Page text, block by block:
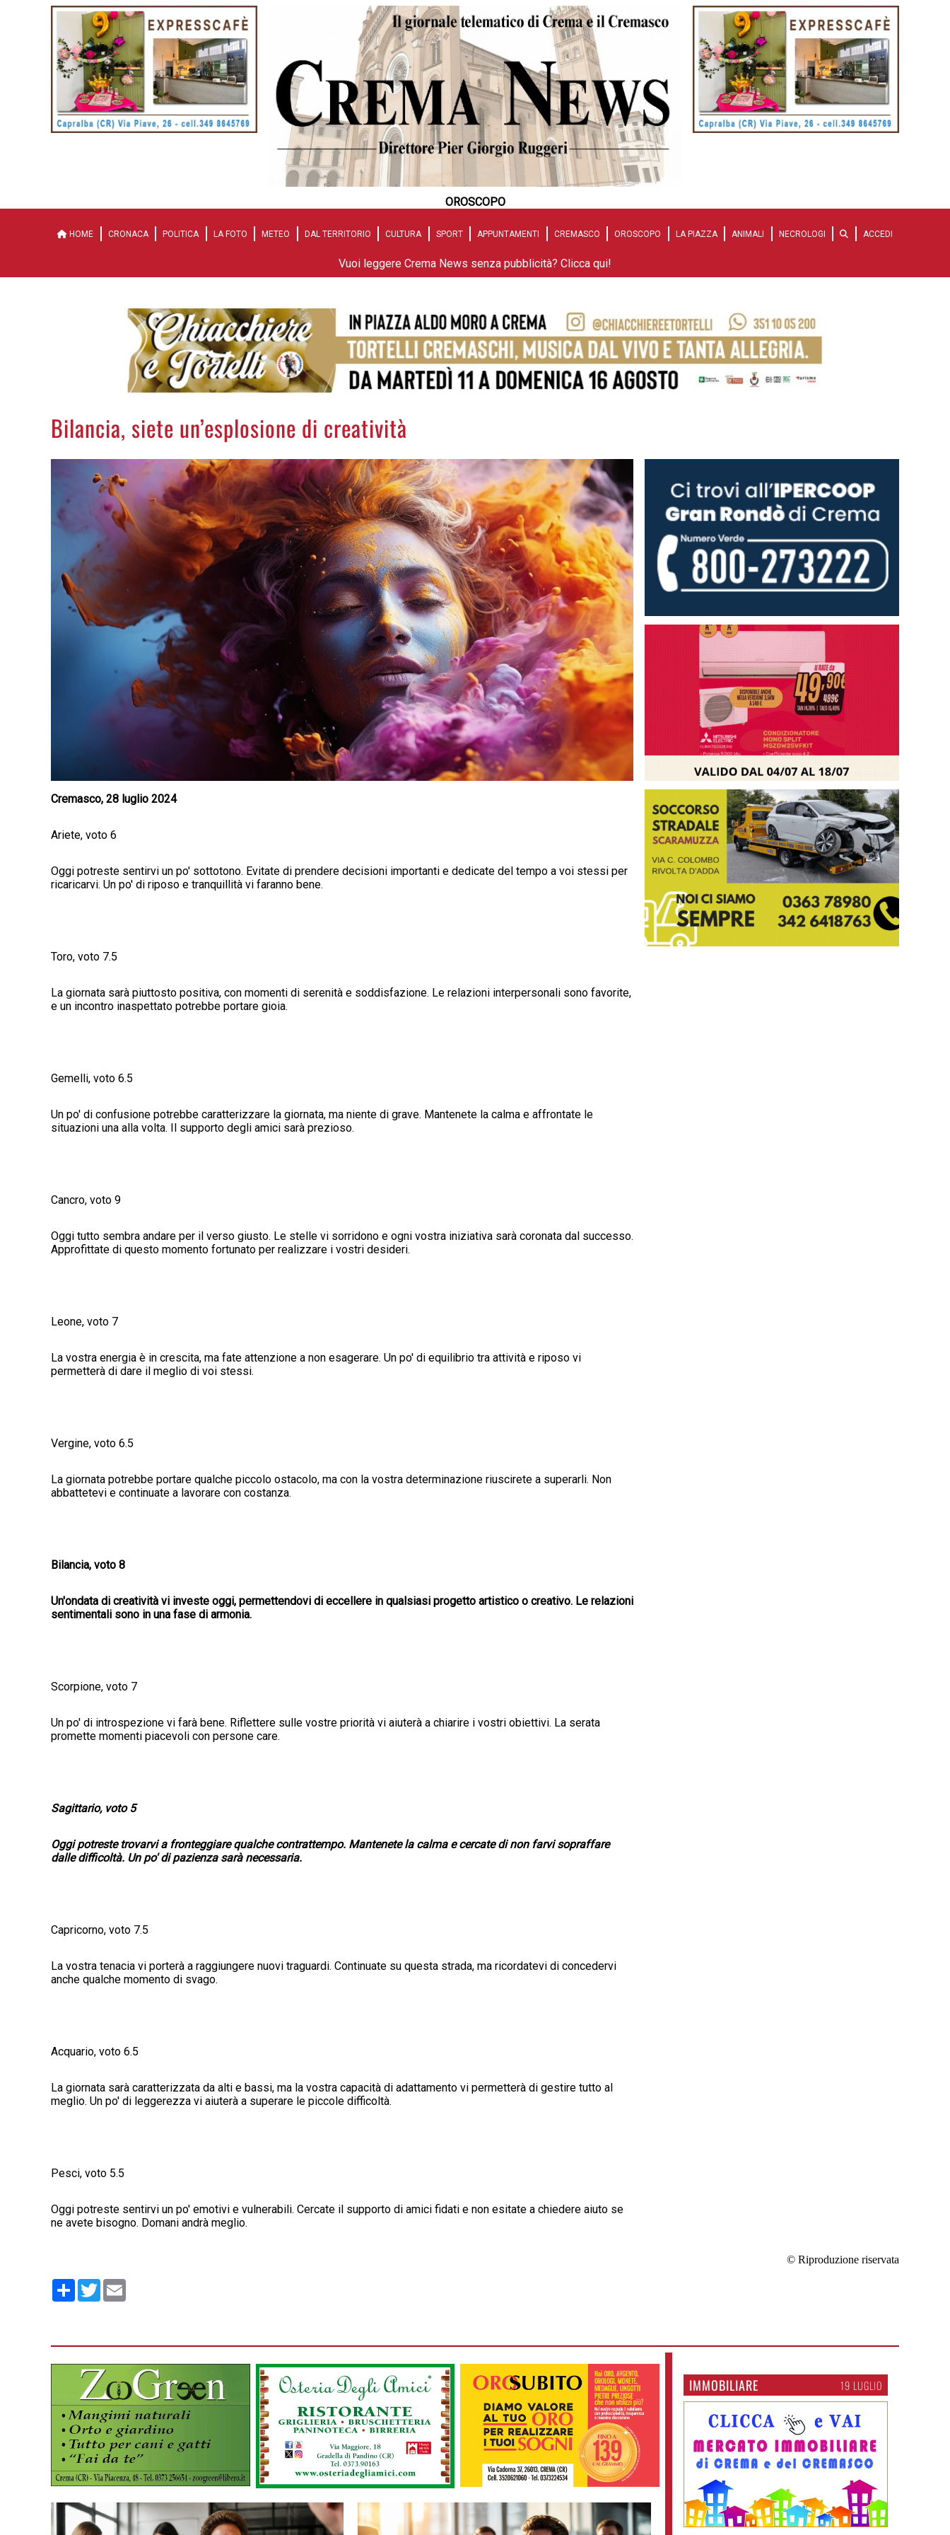
OROSCOPO
HOME CRONACA POLITICA LA FOTO METEO DAL TERRITORIO CULTURA SPORT APPUNTAMENTI CREMASCO OROSCOPO LA PIAZZA ANIMALI NECROLOGI ACCEDI
Vuoi leggere Crema News senza pubblicità? Clicca qui!
Bilancia, siete un’esplosione di creatività
Cremasco, 28 luglio 2024
Ariete, voto 6
Oggi potreste sentirvi un po' sottotono. Evitate di prendere decisioni importanti e dedicate del tempo a voi stessi per
ricaricarvi. Un po' di riposo e tranquillità vi faranno bene.
Toro, voto 7.5
La giornata sarà piuttosto positiva, con momenti di serenità e soddisfazione. Le relazioni interpersonali sono favorite,
e un incontro inaspettato potrebbe portare gioia.
Gemelli, voto 6.5
Un po' di confusione potrebbe caratterizzare la giornata, ma niente di grave. Mantenete la calma e affrontate le
situazioni una alla volta. Il supporto degli amici sarà prezioso.
Cancro, voto 9
Oggi tutto sembra andare per il verso giusto. Le stelle vi sorridono e ogni vostra iniziativa sarà coronata dal successo.
Approfittate di questo momento fortunato per realizzare i vostri desideri.
Leone, voto 7
La vostra energia è in crescita, ma fate attenzione a non esagerare. Un po' di equilibrio tra attività e riposo vi
permetterà di dare il meglio di voi stessi.
Vergine, voto 6.5
La giornata potrebbe portare qualche piccolo ostacolo, ma con la vostra determinazione riuscirete a superarli. Non
abbattetevi e continuate a lavorare con costanza.
Bilancia, voto 8
Un'ondata di creatività vi investe oggi, permettendovi di eccellere in qualsiasi progetto artistico o creativo. Le relazioni
sentimentali sono in una fase di armonia.
Scorpione, voto 7
Un po' di introspezione vi farà bene. Riflettere sulle vostre priorità vi aiuterà a chiarire i vostri obiettivi. La serata
promette momenti piacevoli con persone care.
Sagittario, voto 5
Oggi potreste trovarvi a fronteggiare qualche contrattempo. Mantenete la calma e cercate di non farvi sopraffare
dalle difficoltà. Un po' di pazienza sarà necessaria.
Capricorno, voto 7.5
La vostra tenacia vi porterà a raggiungere nuovi traguardi. Continuate su questa strada, ma ricordatevi di concedervi
anche qualche momento di svago.
Acquario, voto 6.5
La giornata sarà caratterizzata da alti e bassi, ma la vostra capacità di adattamento vi permetterà di gestire tutto al
meglio. Un po' di leggerezza vi aiuterà a superare le piccole difficoltà.
Pesci, voto 5.5
Oggi potreste sentirvi un po' emotivi e vulnerabili. Cercate il supporto di amici fidati e non esitate a chiedere aiuto se
ne avete bisogno. Domani andrà meglio.
© Riproduzione riservata
Condividi
Twitter
IMMOBILIARE 19 LUGLIO